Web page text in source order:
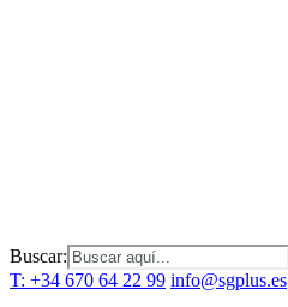
Buscar:
T: +34 670 64 22 99 info@sgplus.es